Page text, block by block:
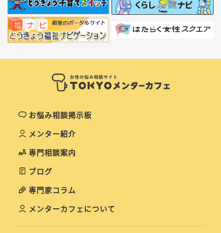
お悩み相談掲示板
メンター紹介
専門相談案内
ブログ
専門家コラム
メンターカフェについて